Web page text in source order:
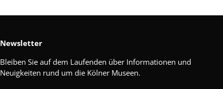
Newsletter
Bleiben Sie auf dem Laufenden über Informationen und
Neuigkeiten rund um die Kölner Museen.